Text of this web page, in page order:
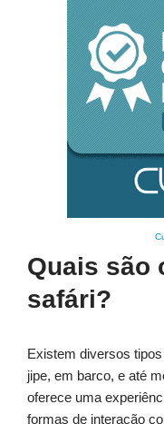
Quais são
safári?
Existem diversos
jipe, em barco, e até
oferece uma
formas de interação